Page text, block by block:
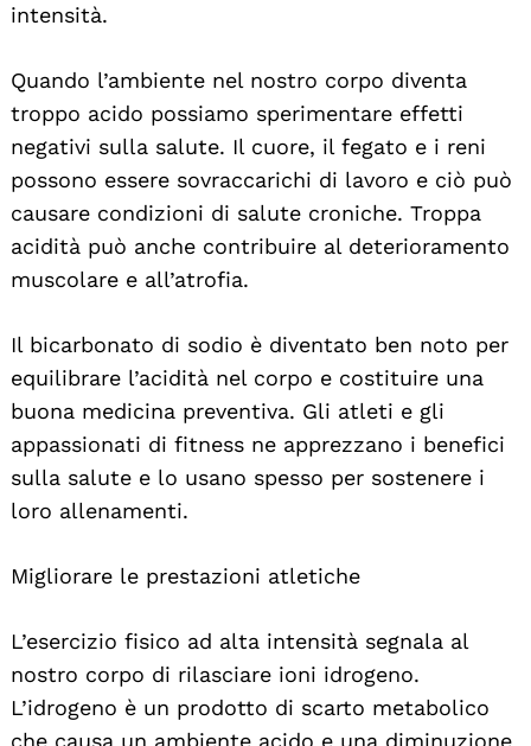
intensità.
Quando l’ambiente nel nostro corpo diventa
troppo acido possiamo sperimentare effetti
negativi sulla salute. Il cuore, il fegato e i reni
possono essere sovraccarichi di lavoro e ciò può
causare condizioni di salute croniche. Troppa
acidità può anche contribuire al deterioramento
muscolare e all’atrofia.
Il bicarbonato di sodio è diventato ben noto per
equilibrare l’acidità nel corpo e costituire una
buona medicina preventiva. Gli atleti e gli
appassionati di fitness ne apprezzano i benefici
sulla salute e lo usano spesso per sostenere i
loro allenamenti.
Migliorare le prestazioni atletiche
L’esercizio fisico ad alta intensità segnala al
nostro corpo di rilasciare ioni idrogeno.
L’idrogeno è un prodotto di scarto metabolico
che causa un ambiente acido e una diminuzione